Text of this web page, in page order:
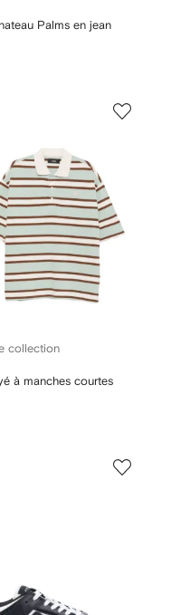
Palms en jean
collection
à manches courtes